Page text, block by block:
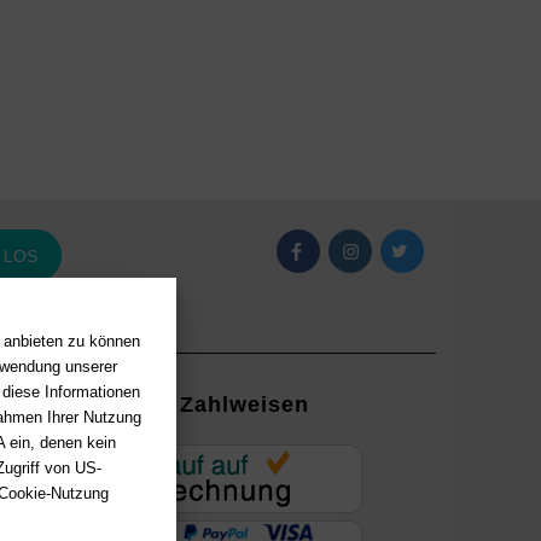
zu können
unserer
Informationen
Ihrer Nutzung
ein, denen kein
von US-
Nutzung
LOS
mit
Zahlweisen